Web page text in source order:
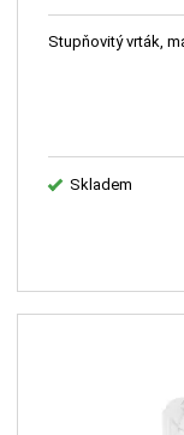
přímá drážka
Stupňovitý vrták,
Skladem